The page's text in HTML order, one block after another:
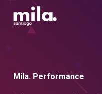
Mila. Performance